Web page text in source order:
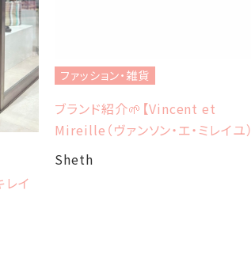
イ
ファッション・雑貨
ブランド紹介🌱【Vincent et
Mireille（ヴァンソン・エ・ミレイユ）】
Sheth